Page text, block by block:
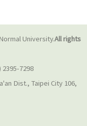
University.All rights
2395-7298
Dist., Taipei City 106,